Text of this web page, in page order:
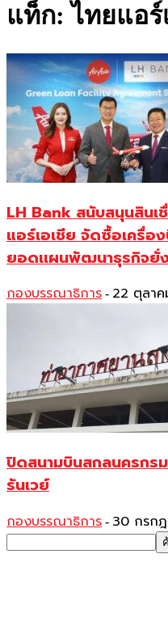
แท็ก: ไทยแอร์
LH Bank สนับสนุนสินเ
แอร์เอเชีย จัดซื้อเครื่
ยอดเเผนพัฒนาธุรกิจยั่
กองบรรณาธิการ - 22 ตุลา
ปิดสนามบินสกลนครกร
รันเวย์
กองบรรณาธิการ - 30 กรก